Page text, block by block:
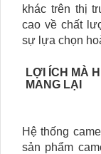
khác trên thị
cao về chất
sự lựa chọn
LỢI ÍCH MÀ
MANG LẠI
Hệ thống
sản phẩm